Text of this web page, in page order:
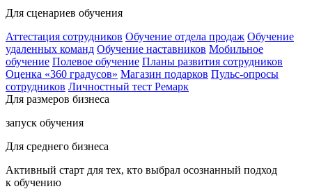
Для сценариев обучения
Аттестация сотрудников Обучение отдела продаж Обучение
удаленных команд Обучение наставников Мобильное
обучение Полевое обучение Планы развития сотрудников
Оценка «360 градусов» Магазин подарков Пульс-опросы
сотрудников Личностный тест Ремарк
Для размеров бизнеса
запуск обучения
Для среднего бизнеса
Активный старт для тех, кто выбрал осознанный подход
к обучению